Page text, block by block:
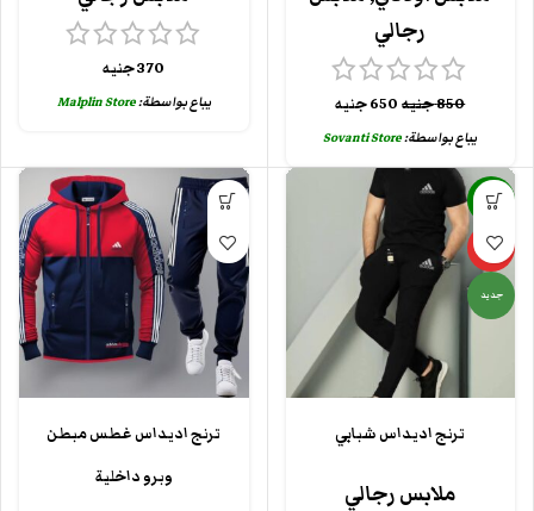
رجالي
850جنيه 650جنيه
يباع بواسطة:Sovanti Store
370جنيه
يباع بواسطة:Malplin Store
-13%
مميزة
جديد
ترنج اديداس شبابي
ملابس رجالي
ترنج اديداس غطس مبطن
وبرو داخلية